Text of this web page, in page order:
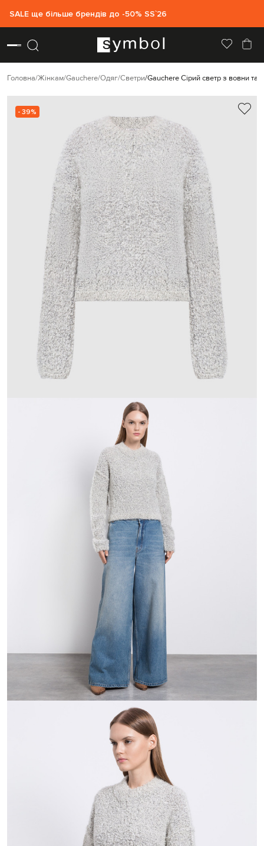
SALE ще більше брендів до -50% SS`26
Головна Жінкам Gauchere Одяг Светри Gauchere Сірий светр з вовни та
- 39%